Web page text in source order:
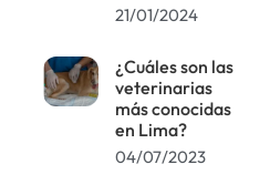
21/01/2024
¿Cuáles son las
veterinarias
más conocidas
en Lima?
04/07/2023